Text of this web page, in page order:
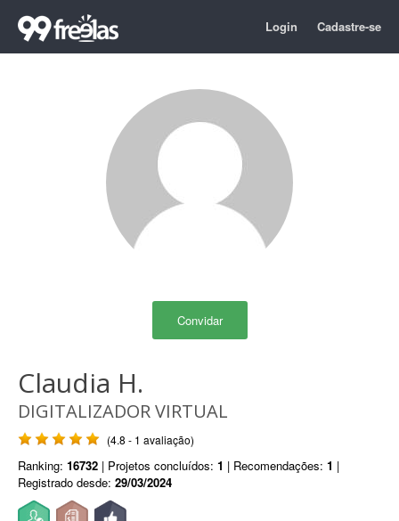
Login Cadastre-se
Convidar
Claudia H.
DIGITALIZADOR VIRTUAL
(4.8 - 1 avaliação)
Ranking: 16732 | Projetos concluídos: 1 | Recomendações: 1 |
Registrado desde: 29/03/2024